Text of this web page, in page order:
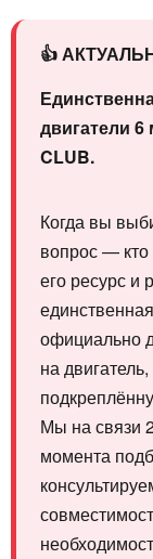
👍
двигатели 6
CLUB.
Когда вы
вопрос — кто
его ресурс и
официально
на
Мы на связи
момента